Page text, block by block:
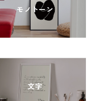
モノトーン
文字